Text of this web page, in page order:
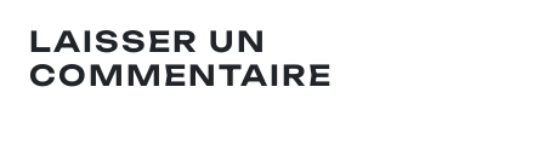
LAISSER UN
COMMENTAIRE